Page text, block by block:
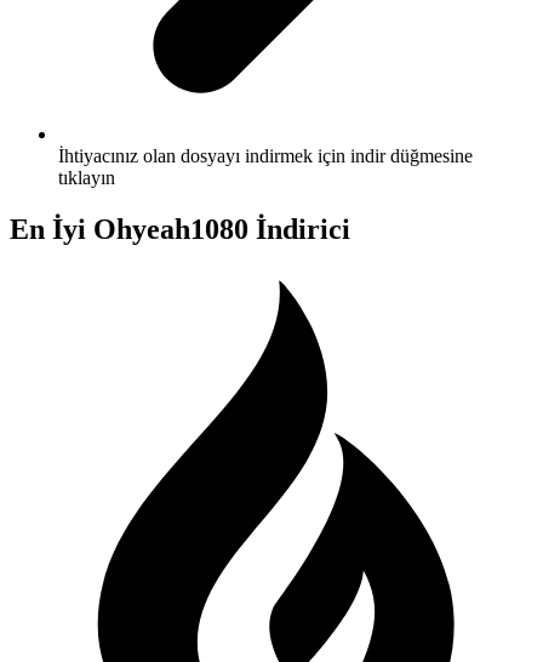
İhtiyacınız olan dosyayı indirmek için indir düğmesine
tıklayın
En İyi Ohyeah1080 İndirici